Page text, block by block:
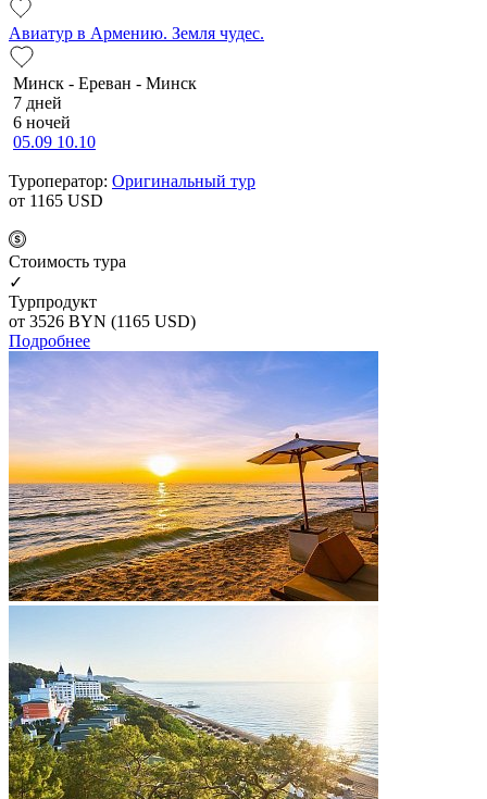
Авиатур в Армению. Земля чудес.
Минск - Ереван - Минск
7 дней
6 ночей
05.09 10.10
Туроператор: Оригинальный тур
от 1165 USD
Cтоимость тура
✓
Турпродукт
от 3526 BYN (1165 USD)
Подробнее